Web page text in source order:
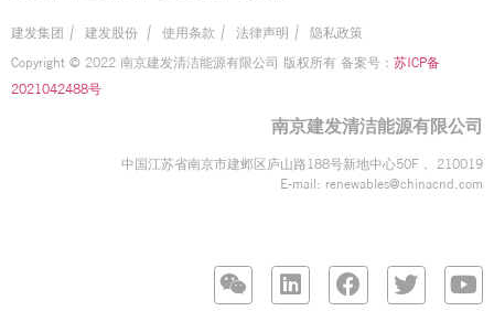
建发集团 | 建发股份 | 使用条款 | 法律声明 |
隐私政策
Copyright © 2022 南京建发清洁能源有限公司 版权所有 备案号： 苏ICP备
2021042488号
南京建发清洁能源有限公司
中国江苏省南京市建邺区庐山路188号新地中心50F， 210019
E-mail: renewables@chinacnd.com